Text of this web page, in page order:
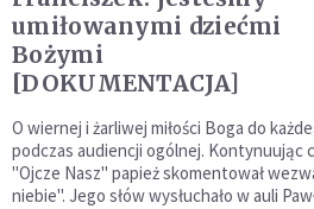
umiłowanymi dziećmi
Bożymi
[DOKUMENTACJA]
O wiernej i żarliwej miłości Boga do
podczas audiencji ogólnej. Kontynuując
"Ojcze Nasz" papież skomentował
niebie". Jego słów wysłuchało w auli